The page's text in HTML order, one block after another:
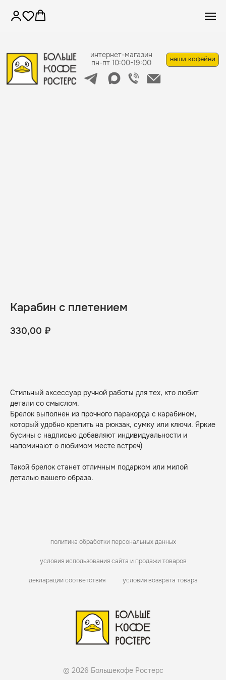
Карабин с плетением
330,00 ₽
Стильный аксессуар ручной работы для тех, кто любит
детали со смыслом.
Брелок выполнен из прочного паракорда с карабином,
который удобно крепить на рюкзак, сумку или ключи. Яркие
бусины с надписью добавляют индивидуальности и
напоминают о любимом месте встреч)
Такой брелок станет отличным подарком или милой
деталью вашего образа.
политика обработки персональных данных
условия использования сайта и продажи товаров
декларации соответствия условия возврата товара
© 2026 Большекофе Ростерс